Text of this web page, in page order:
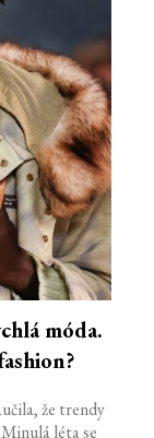
móda.
že trendy
léta se